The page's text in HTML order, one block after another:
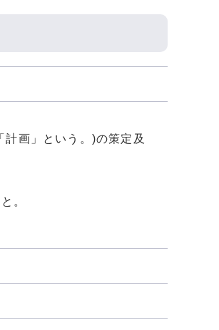
画」という。)の策定及
。